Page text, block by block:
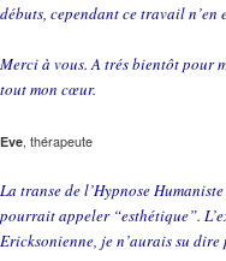
débuts, cependant ce travail n’en
Merci à vous. A trés bientôt pour
tout mon cœur.
Eve, thérapeute
La transe de l’Hypnose
pourrait appeler “esthétique”.
Ericksonienne, je n’aurais su